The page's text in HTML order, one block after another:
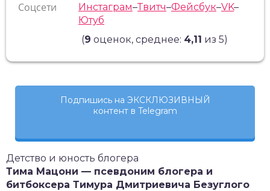
Соцсети Инстаграм–Твитч–Фейсбук–VK–
Ютуб
(9 оценок, среднее: 4,11 из 5)
Подпишись на ЭКСКЛЮЗИВНЫЙ
контент в Telegram
Детство и юность блогера
Тима Мацони — псевдоним блогера и
битбоксера Тимура Дмитриевича Безуглого